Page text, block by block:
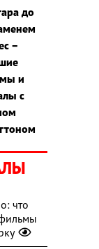
до
–
и
с
что